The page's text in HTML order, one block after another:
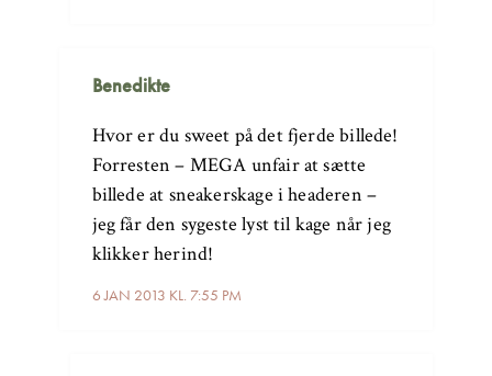
Benedikte
6 JAN 2013 KL. 7:55 PM
Hvor er du sweet på det fjerde billede!
Forresten – MEGA unfair at sætte
billede at sneakerskage i headeren –
jeg får den sygeste lyst til kage når jeg
klikker herind!